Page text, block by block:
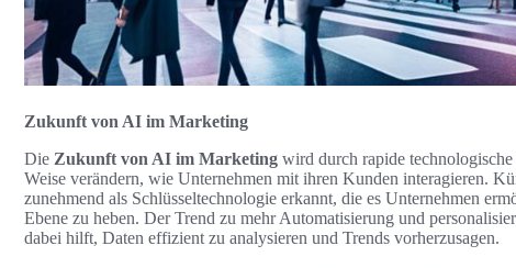
Zukunft von AI im Marketing
Die Zukunft von AI im Marketing wird durch rapide
Weise verändern, wie Unternehmen mit ihren Kunden interagieren.
zunehmend als Schlüsseltechnologie erkannt, die es Unternehmen
Ebene zu heben. Der Trend zu mehr Automatisierung und
dabei hilft, Daten effizient zu analysieren und Trends vorherzusagen.